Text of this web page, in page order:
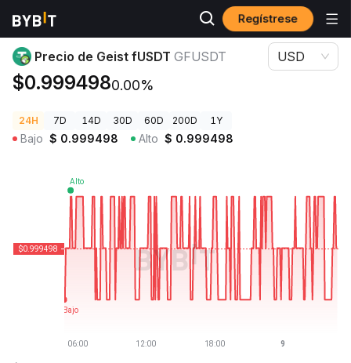
Regístrese
Precios de Criptomonedas Precio de Geist fUSDT GFUSDT
Precio de Geist fUSDT GFUSDT
$0.9994980.00%
USD
24H 7D 14D 30D 60D 200D 1Y
Bajo $ 0.999498 Alto $ 0.999498